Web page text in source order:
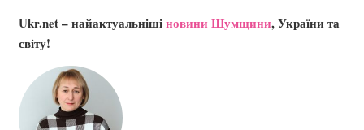
Ukr.net – найактуальнішіновини Шумщини, України та
світу!